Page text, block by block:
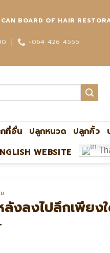
BOARD OF HAIR
+064 426 4555
ที่อื่น ปลูกหนวด ปลูกคิ้ว
WEBSITE
งลงไปลึกเพียง